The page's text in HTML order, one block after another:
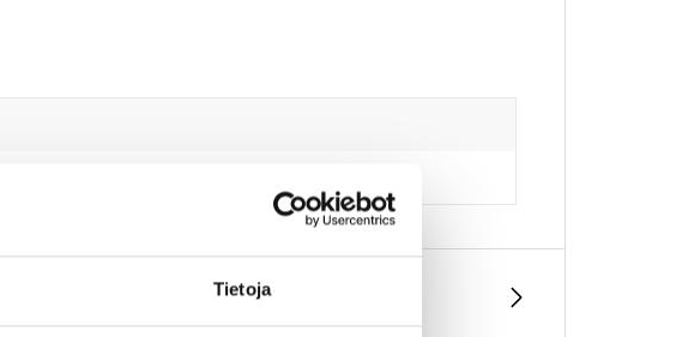
Tietoja